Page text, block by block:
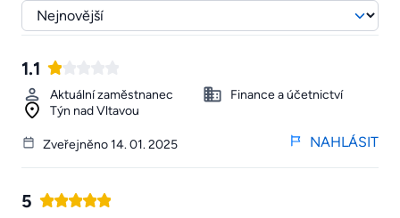
1.1
Aktuální zaměstnanec
Finance a účetnictví
Týn nad Vltavou
Zveřejněno 14. 01. 2025 NAHLÁSIT
5